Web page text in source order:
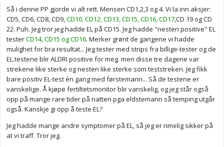
Så i denne PP gjorde vi alt rett. Mensen CD1,2,3 og 4. Vi la inn aksjer:
CD5, CD6, CD8, CD9,CD10, CD12, CD13, CD15, CD16, CD17,CD 19 og CD
22. Puh. Jeg tror jeg hadde EL på CD15. Jeg hadde "nesten positive" EL
testerCD14, CD15 og CD16. Merker grønt de gangene vi hadde
mulighet for bra resultat... Jeg tester med strips fra billige-tester og de
EL.testene blir ALDRI positive for meg. men disse tre dagene var
strekene like sterke og nesten like sterke som teststreken. Jeg fikk
bare positiv EL-test én gang med førstemann... Så de testene er
vanskelige. Å kjøpe fertiltetsmonitor blir vanskelig, og jeg står også
opp på mange rare tider på natten pga eldstemann så temping utgår
også. Kanskje gi opp å teste EL?
Jeg hadde mange andre symptomer på EL, så jeg er rimelig sikker på
at vi traff. Tror jeg.